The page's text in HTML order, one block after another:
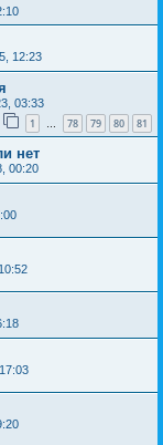
12:23
03:33
1 … 78 79 80 81
нет
00:20